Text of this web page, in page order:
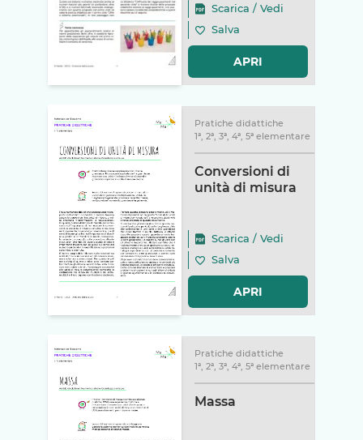
Scarica / Vedi
Salva
APRI
Pratiche didattiche
1ª, 2ª, 3ª, 4ª, 5ª elementare
Conversioni di
unità di misura
Scarica / Vedi
Salva
APRI
Pratiche didattiche
1ª, 2ª, 3ª, 4ª, 5ª elementare
Massa